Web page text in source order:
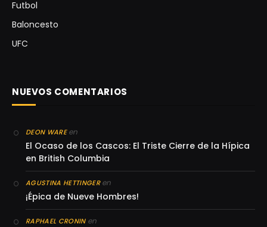
Futbol
Baloncesto
UFC
NUEVOS COMENTARIOS
DEON WAREen
El Ocaso de los Cascos: El Triste Cierre de la Hípica
en British Columbia
AGUSTINA HETTINGERen
¡Épica de Nueve Hombres!
RAPHAEL CRONINen